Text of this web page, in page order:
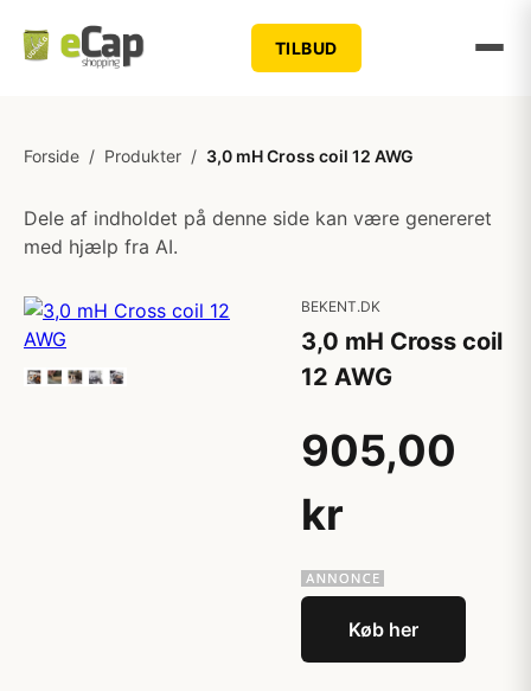
TILBUD
Forside / Produkter / 3,0 mH Cross coil 12 AWG
Dele af indholdet på denne side kan være genereret
med hjælp fra AI.
BEKENT.DK
3,0 mH Cross coil
12 AWG
905,00
kr
Køb her